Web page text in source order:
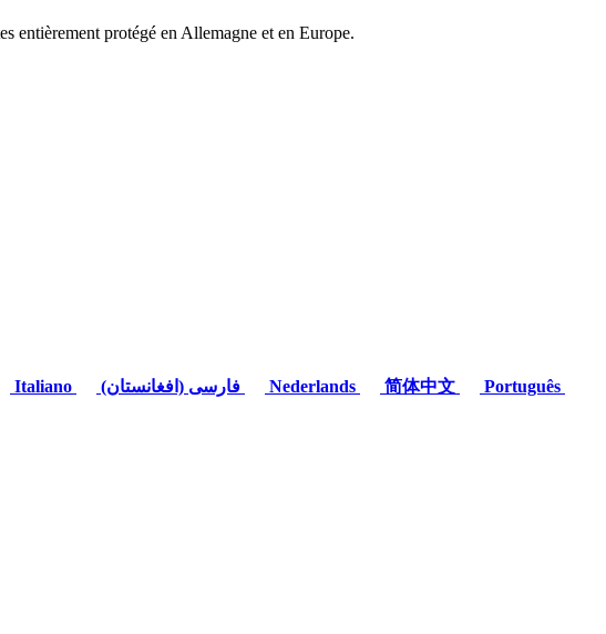
entièrement protégé en Allemagne et en Europe.
Italiano Nederlands 简体中文
Português